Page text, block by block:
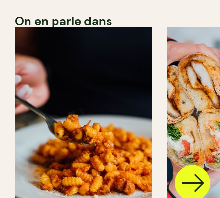
On en parle dans